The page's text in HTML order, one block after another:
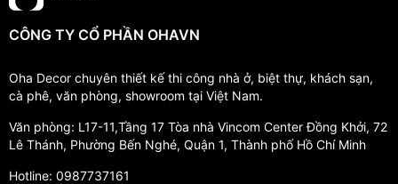
CÔNG TY CỔ PHẦN OHAVN
Oha Decor chuyên thiết kế thi công nhà ở, biệt thự, khách sạn,
cà phê, văn phòng, showroom tại Việt Nam.
Văn phòng: L17-11,Tầng 17 Tòa nhà Vincom Center Đồng Khởi, 72
Lê Thánh, Phường Bến Nghé, Quận 1, Thành phố Hồ Chí Minh
Hotline: 0987737161